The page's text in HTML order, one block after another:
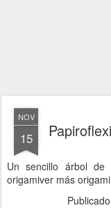
NOV
15
Un sencillo árbol
origamiver más
Publicado